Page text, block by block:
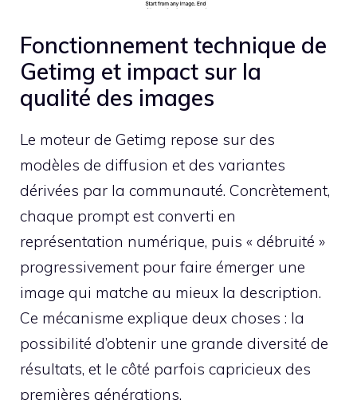
Fonctionnement technique de
Getimg et impact sur la
qualité des images
Le moteur de Getimg repose sur des
modèles de diffusion et des variantes
dérivées par la communauté. Concrètement,
chaque prompt est converti en
représentation numérique, puis « débruité »
progressivement pour faire émerger une
image qui matche au mieux la description.
Ce mécanisme explique deux choses : la
possibilité d’obtenir une grande diversité de
résultats, et le côté parfois capricieux des
premières générations.